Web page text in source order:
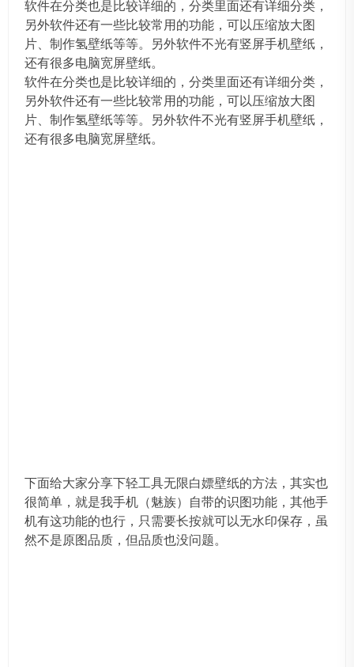
软件在分类也是比较详细的，分类里面还有详细分类，
另外软件还有一些比较常用的功能，可以压缩放大图
片、制作氢壁纸等等。另外软件不光有竖屏手机壁纸，
还有很多电脑宽屏壁纸。
软件在分类也是比较详细的，分类里面还有详细分类，
另外软件还有一些比较常用的功能，可以压缩放大图
片、制作氢壁纸等等。另外软件不光有竖屏手机壁纸，
还有很多电脑宽屏壁纸。
下面给大家分享下轻工具无限白嫖壁纸的方法，其实也
很简单，就是我手机（魅族）自带的识图功能，其他手
机有这功能的也行，只需要长按就可以无水印保存，虽
然不是原图品质，但品质也没问题。